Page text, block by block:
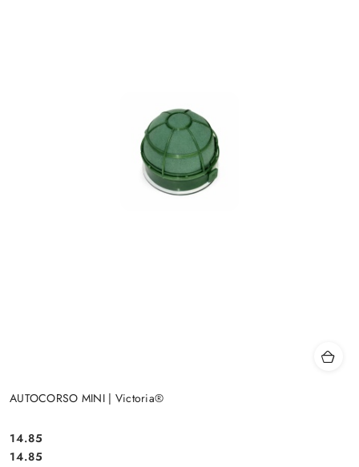
AUTOCORSO MINI | Victoria®
Cena:
14.85
Cena:
14.85